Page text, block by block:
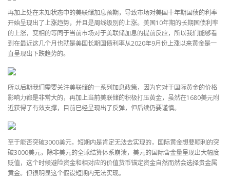
再加上处在未知状态中的美联储加息预期，导致市场对美国十年期国债的利率
开始呈现出了上涨趋势，并且是周线级别的上涨。美国10年期的长期国债利率
的上涨，变相的等同于当前市场对于美联储加息的提前反应，所以我们能够看
到在最近这几个月也就是美国长期国债利率从2020年9月份上涨以来黄金是一
直呈现出下跌趋势的。
所以后期我们需要关注美联储的一系列加息政策，因为它对于国际黄金的价格
影响力都是非常大的，再加上当前美联储的积极打压黄金，虽然在1680美元附
近获得了有效支撑，目前已经呈现出了反弹，但后续仍要谨慎。
至于能否突破3000美元，短期内是肯定无法去实现的，国际黄金想要顺利的突
破3000美元，除非美元的全球结算体系崩溃，美元的国际含金量呈现出大幅度
贬值，这个时候避险资金和相对应的价值货币锚定资金自然而然会选择贵金属
黄金。但很明显这个假设短期内无法实现。